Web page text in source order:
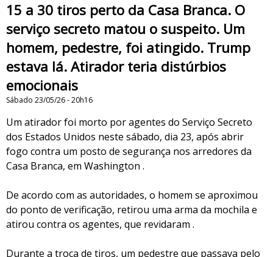
15 a 30 tiros perto da Casa Branca. O
serviço secreto matou o suspeito. Um
homem, pedestre, foi atingido. Trump
estava lá. Atirador teria distúrbios
emocionais
Sábado 23/05/26 - 20h16
Um atirador foi morto por agentes do Serviço Secreto
dos Estados Unidos neste sábado, dia 23, após abrir
fogo contra um posto de segurança nos arredores da
Casa Branca, em Washington .
De acordo com as autoridades, o homem se aproximou
do ponto de verificação, retirou uma arma da mochila e
atirou contra os agentes, que revidaram .
Durante a troca de tiros, um pedestre que passava pelo